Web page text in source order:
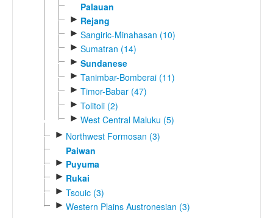
Palauan
► Rejang
► Sangiric-Minahasan (10)
► Sumatran (14)
► Sundanese
► Tanimbar-Bomberai (11)
► Timor-Babar (47)
► Tolitoli (2)
► West Central Maluku (5)
► Northwest Formosan (3)
Paiwan
► Puyuma
► Rukai
► Tsouic (3)
► Western Plains Austronesian (3)